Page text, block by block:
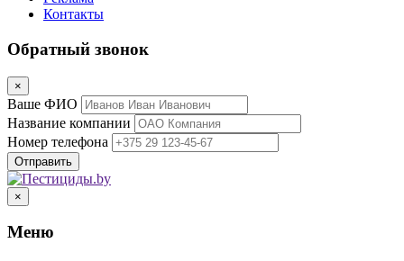
Контакты
Обратный звонок
×
Ваше ФИО
Название компании
Номер телефона
×
Меню